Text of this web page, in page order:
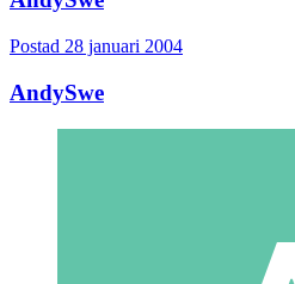
Postad 28 januari 2004
AndySwe